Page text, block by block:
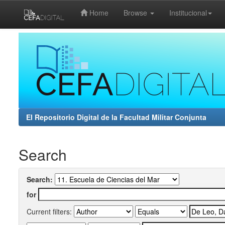
Home Browse Institucional
El Repositorio Digital de la Facultad Militar Conjunta
Search
Search:
for
Current filters: